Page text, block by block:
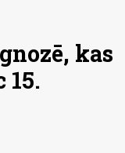
kas
15.